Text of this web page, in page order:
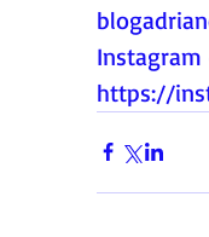
Instagram
https://